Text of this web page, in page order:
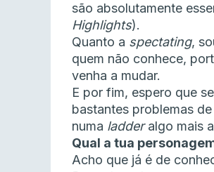
são absolutamente
Highlights).
Quanto a spectating,
quem não conhece,
venha a mudar.
E por fim, espero que
bastantes problemas
numa ladderalgo mais
Qual a tua
Acho que já é de